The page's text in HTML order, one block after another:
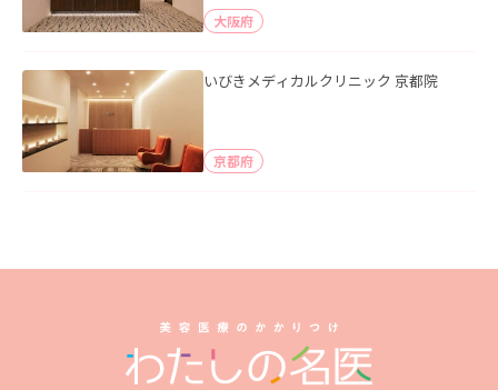
大阪府
いびきメディカルクリニック 京都院
京都府